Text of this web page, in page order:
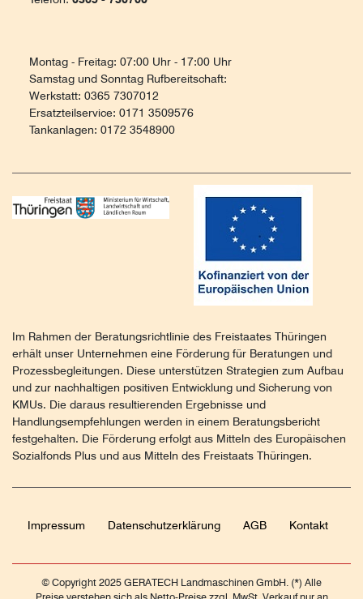
Montag - Freitag: 07:00 Uhr - 17:00 Uhr
Samstag und Sonntag Rufbereitschaft:
Werkstatt: 0365 7307012
Ersatzteilservice: 0171 3509576
Tankanlagen: 0172 3548900
Im Rahmen der Beratungsrichtlinie des Freistaates Thüringen
erhält unser Unternehmen eine Förderung für Beratungen und
Prozessbegleitungen. Diese unterstützen Strategien zum Aufbau
und zur nachhaltigen positiven Entwicklung und Sicherung von
KMUs. Die daraus resultierenden Ergebnisse und
Handlungsempfehlungen werden in einem Beratungsbericht
festgehalten. Die Förderung erfolgt aus Mitteln des Europäischen
Sozialfonds Plus und aus Mitteln des Freistaats Thüringen.
Impressum Daten­schutz­erklärung AGB Kontakt
© Copyright 2025 GERATECH Landmaschinen GmbH. (*) Alle